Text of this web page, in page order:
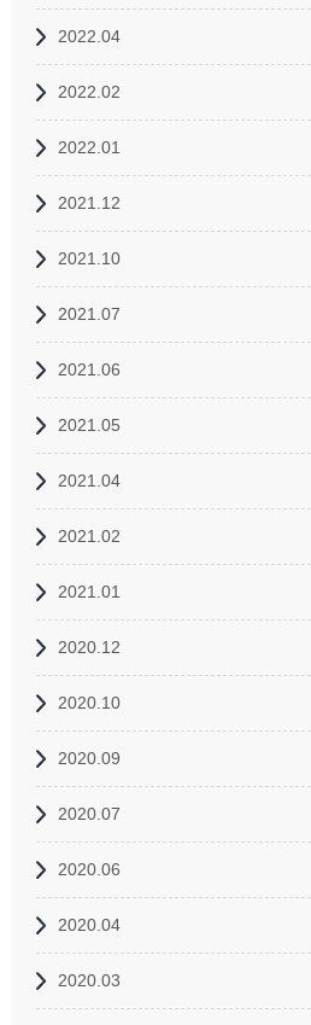
2022.04
2022.02
2022.01
2021.12
2021.10
2021.07
2021.06
2021.05
2021.04
2021.02
2021.01
2020.12
2020.10
2020.09
2020.07
2020.06
2020.04
2020.03